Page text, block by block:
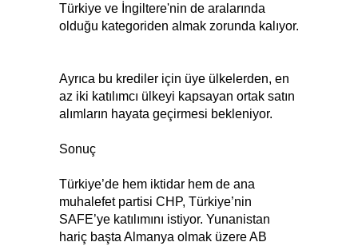
Türkiye ve İngiltere'nin de aralarında
olduğu kategoriden almak zorunda kalıyor.
Ayrıca bu krediler için üye ülkelerden, en
az iki katılımcı ülkeyi kapsayan ortak satın
alımların hayata geçirmesi bekleniyor.
Sonuç
Türkiye’de hem iktidar hem de ana
muhalefet partisi CHP, Türkiye’nin
SAFE’ye katılımını istiyor. Yunanistan
hariç başta Almanya olmak üzere AB